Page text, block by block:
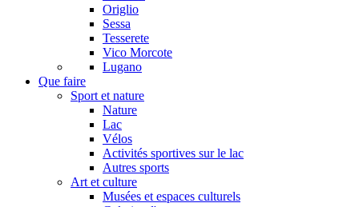
Origlio
Sessa
Tesserete
Vico Morcote
Lugano
Que faire
Sport et nature
Nature
Lac
Vélos
Activités sportives sur le lac
Autres sports
Art et culture
Musées et espaces culturels